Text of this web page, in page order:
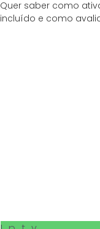
Quer saber como
incluído e como